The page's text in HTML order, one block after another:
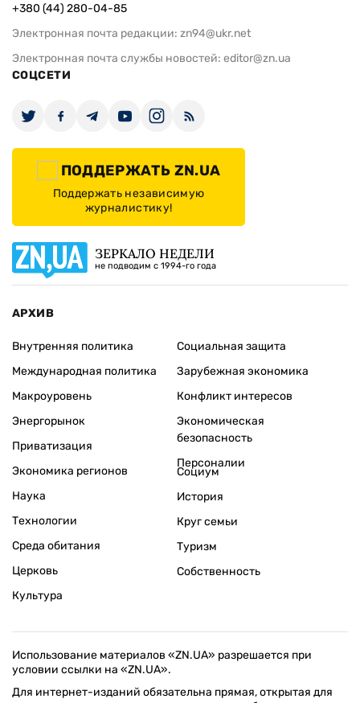
+380 (44) 280-04-85
Электронная почта редакции: zn94@ukr.net
Электронная почта службы новостей: editor@zn.ua
СОЦСЕТИ
ПОДДЕРЖАТЬ ZN.UA
Поддержать независимую
журналистику!
ЗЕРКАЛО НЕДЕЛИ
не подводим с 1994-го года
АРХИВ
Внутренняя политика
Международная политика
Макроуровень
Энергорынок
Приватизация
Экономика регионов
Социальная защита
Зарубежная экономика
Конфликт интересов
Экономическая
безопасность
Персоналии
Наука
Технологии
Среда обитания
Церковь
Культура
Социум
История
Круг семьи
Туризм
Собственность
Использование материалов «ZN.UA» разрешается при
условии ссылки на «ZN.UA».
Для интернет-изданий обязательна прямая, открытая для